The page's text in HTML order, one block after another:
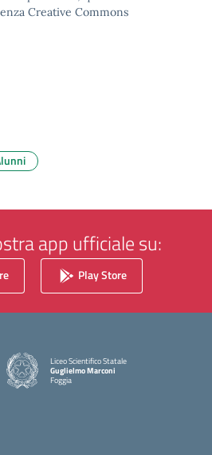
Creative Commons
app ufficiale su:
Play Store
Liceo Scientifico Statale
Guglielmo Marconi
Foggia
— Visita la pagina iniziale della scuola